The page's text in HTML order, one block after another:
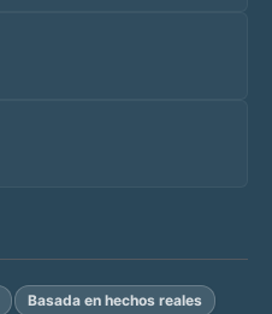
Basada en hechos reales